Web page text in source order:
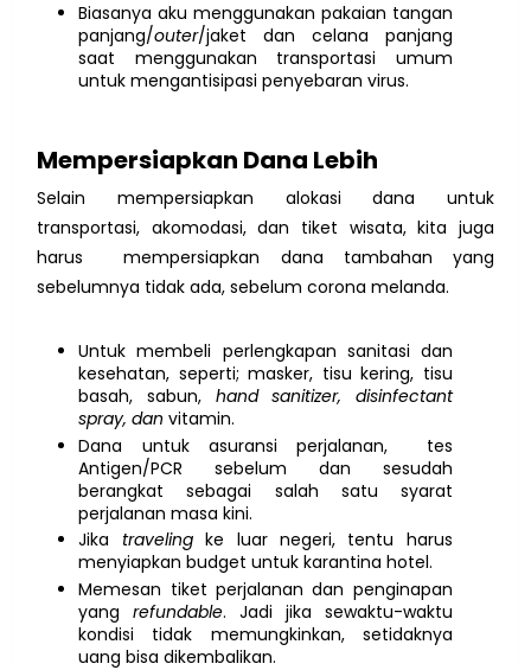
Biasanya aku menggunakan pakaian tangan
panjang/outer/jaket dan celana panjang
saat menggunakan transportasi umum
untuk mengantisipasi penyebaran virus.
Mempersiapkan Dana Lebih
Selain mempersiapkan alokasi dana untuk
transportasi, akomodasi, dan tiket wisata, kita juga
harus mempersiapkan dana tambahan yang
sebelumnya tidak ada, sebelum corona melanda.
Untuk membeli perlengkapan sanitasi dan
kesehatan, seperti; masker, tisu kering, tisu
basah, sabun, hand sanitizer,
disinfectant
spray, danvitamin.
Dana untuk asuransi perjalanan, tes
Antigen/PCR sebelum dan sesudah
berangkat sebagai salah satu syarat
perjalanan masa kini.
Jika travelingke luar negeri, tentu harus
menyiapkan budget untuk karantina hotel.
Memesan tiket perjalanan dan penginapan
yangrefundable. Jadi jika sewaktu-waktu
kondisi tidak memungkinkan, setidaknya
uang bisa dikembalikan.